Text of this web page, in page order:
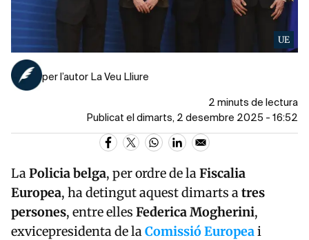
UE
per l’autor La Veu Lliure
2 minuts de lectura
Publicat el dimarts, 2 desembre 2025 - 16:52
LaPolicia belga, per ordre de laFiscalia
Europea, ha detingut aquest dimarts atres
persones, entre elles Federica Mogherini,
exvicepresidenta de laComissió Europeai